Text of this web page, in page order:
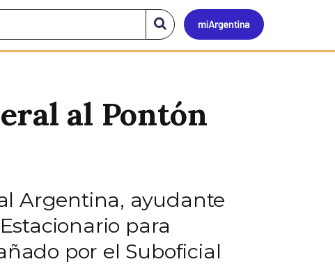
Mi
Buscar
en
el
al Pontón
Argentina, ayudante
para
por el Suboficial